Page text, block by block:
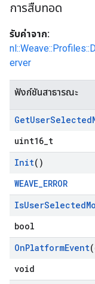
การสืบทอด
รับค่าจาก:
erver
ฟังก์ชันสาธารณะ
GetUserSelected
uint16_t
Init()
WEAVE_ERROR
IsUserSelected
bool
OnPlatformEvent
void